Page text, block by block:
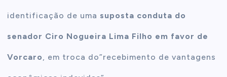
identificação de uma suposta conduta do
senador Ciro Nogueira Lima Filho em favor de
Vorcaro, em troca do”recebimento de vantagens